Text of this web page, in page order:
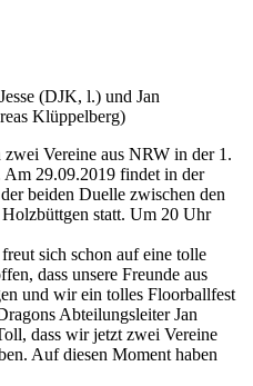
(DJK, l.) und Jan
Klüppelberg)
Vereine aus NRW in der 1.
Am 29.09.2019 findet in der
beiden Duelle zwischen den
statt. Um 20 Uhr
sich schon auf eine tolle
dass unsere Freunde aus
und wir ein tolles Floorballfest
Abteilungsleiter Jan
dass wir jetzt zwei Vereine
Auf diesen Moment haben